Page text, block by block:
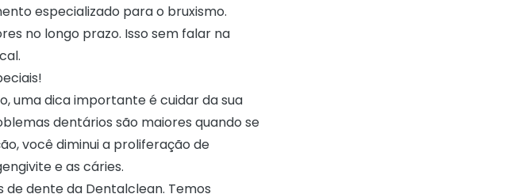
especializado para o bruxismo.
no longo prazo. Isso sem falar na
uma dica importante é cuidar da sua
dentários são maiores quando se
você diminui a proliferação de
e as cáries.
de denteda Dentalclean. Temos